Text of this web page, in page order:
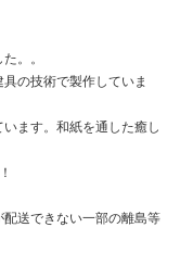
。。
の技術で製作していま
ます。和紙を通した癒し
送できない一部の離島等